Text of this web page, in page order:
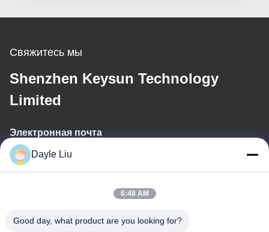
Свяжитесь мы
Shenzhen Keysun Technology
Limited
Электронная почта
dayle@keysuntech.com
Адрес
Dayle Liu
6:48 AM
Good day, what product are you looking for?